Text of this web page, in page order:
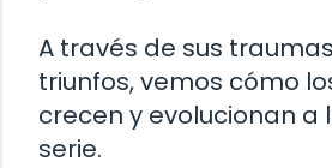
A través de sus
triunfos, vemos cómo
crecen y evolucionan a
serie.